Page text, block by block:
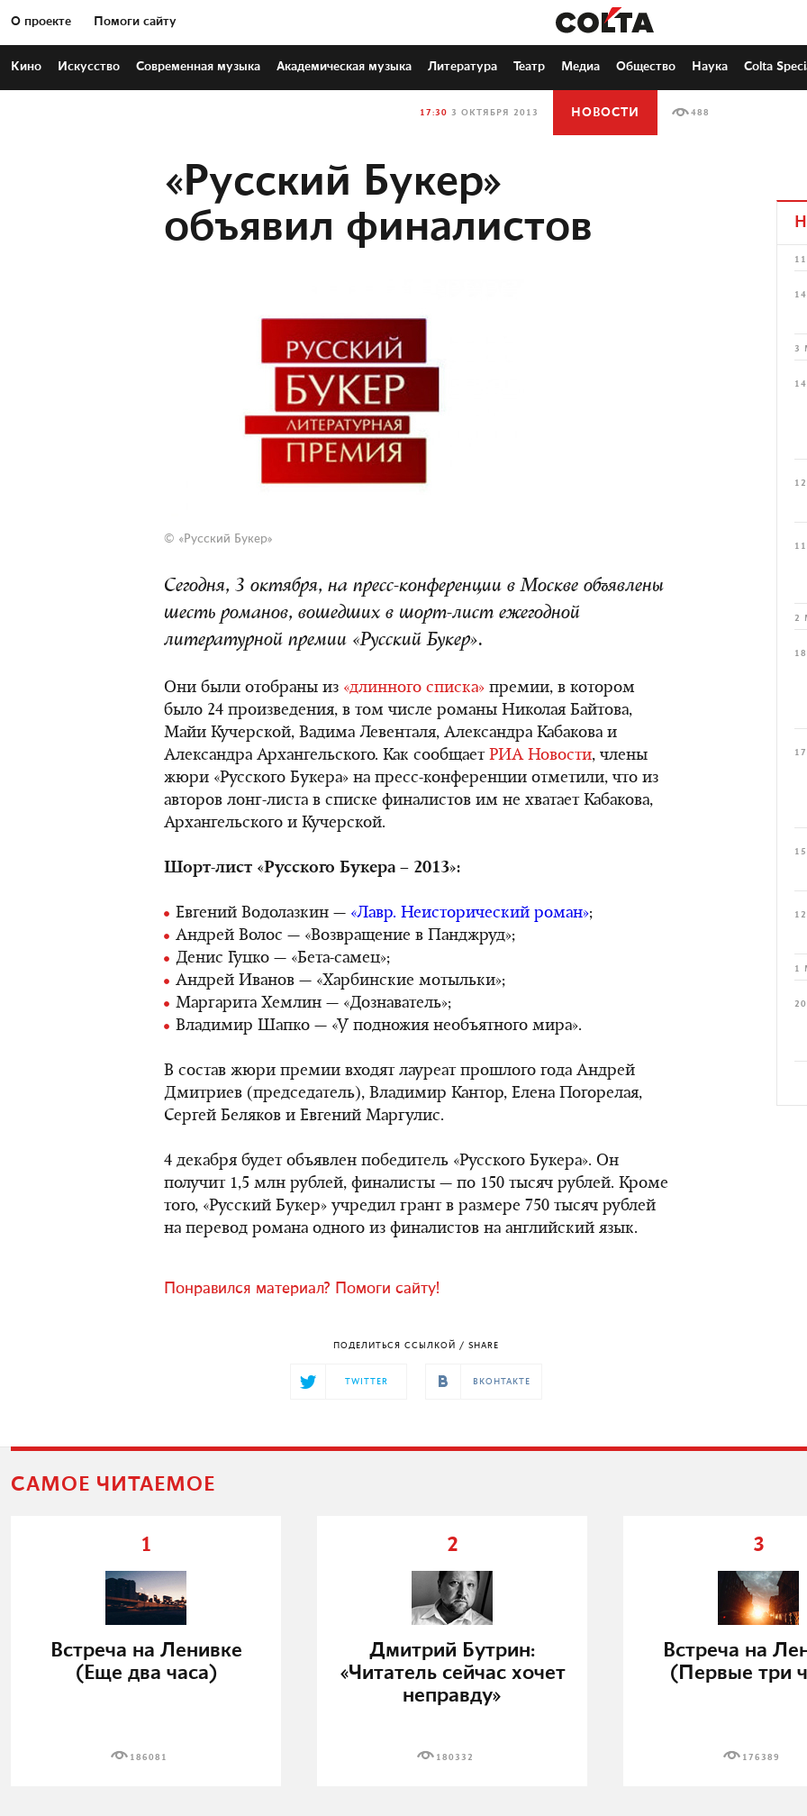
О проекте Помоги сайту
Кино Искусство Современная музыка Академическая музыка Литература Театр Медиа Общество Наука Colta
17:30 3 ОКТЯБРЯ 2013 НОВОСТИ 488
«Русский Букер»
объявил финалистов
© «Русский Букер»
Сегодня, 3 октября, на пресс-конференции в Москве объявлены
шесть романов, вошедших в шорт-лист ежегодной
литературной премии «Русский Букер».
Они были отобраны из «длинного списка» премии, в котором
было 24 произведения, в том числе романы Николая Байтова,
Майи Кучерской, Вадима Левенталя, Александра Кабакова и
Александра Архангельского. Как сообщает РИА Новости, члены
жюри «Русского Букера» на пресс-конференции отметили, что из
авторов лонг-листа в списке финалистов им не хватает Кабакова,
Архангельского и Кучерской.
Шорт-лист «Русского Букера – 2013»:
Евгений Водолазкин — «Лавр. Неисторический роман»;
Андрей Волос — «Возвращение в Панджруд»;
Денис Гуцко — «Бета-самец»;
Андрей Иванов — «Харбинские мотыльки»;
Маргарита Хемлин — «Дознаватель»;
Владимир Шапко — «У подножия необъятного мира».
В состав жюри премии входят лауреат прошлого года Андрей
Дмитриев (председатель), Владимир Кантор, Елена Погорелая,
Сергей Беляков и Евгений Маргулис.
4 декабря будет объявлен победитель «Русского Букера». Он
получит 1,5 млн рублей, финалисты — по 150 тысяч рублей. Кроме
того, «Русский Букер» учредил грант в размере 750 тысяч рублей
на перевод романа одного из финалистов на английский язык.
Понравился материал? Помоги сайту!
ПОДЕЛИТЬСЯ ССЫЛКОЙ / SHARE
TWITTER ВКОНТАКТЕ
3
2
1
САМОЕ ЧИТАЕМОЕ
1
Встреча на Ленивке
(Еще два часа)
186081
2
Дмитрий Бутрин:
«Читатель сейчас хочет
неправду»
180332
3
Встреча на
(Первые три
176389